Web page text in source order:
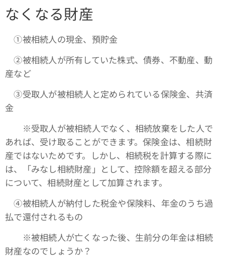
なくなる財産
①被相続人の現金、預貯金
➁被相続人が所有していた株式、債券、不動産、動
産など
③受取人が被相続人と定められている保険金、共済
金
※受取人が被相続人でなく、相続放棄をした人で
あれば、受け取ることができます。保険金は、相続財
産ではないためです。しかし、相続税を計算する際に
は、「みなし相続財産」として、控除額を超える部分
について、相続財産として加算されます。
④被相続人が納付した税金や保険料、年金のうち過
払で還付されるもの
※被相続人が亡くなった後、生前分の年金は相続
財産なのでしょうか？